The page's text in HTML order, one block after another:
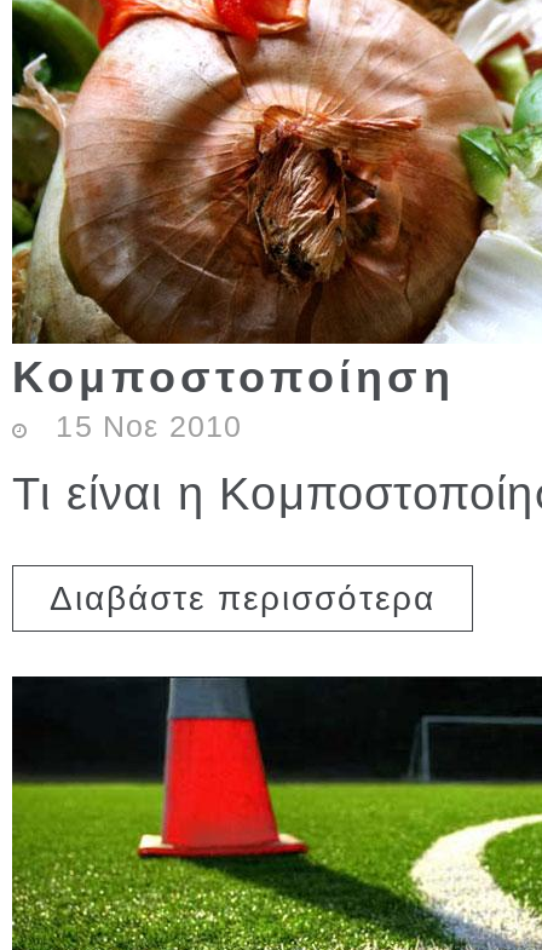
Κομποστοποίηση
15 Νοε 2010
Τι είναι η
Διαβάστε περισσότερα